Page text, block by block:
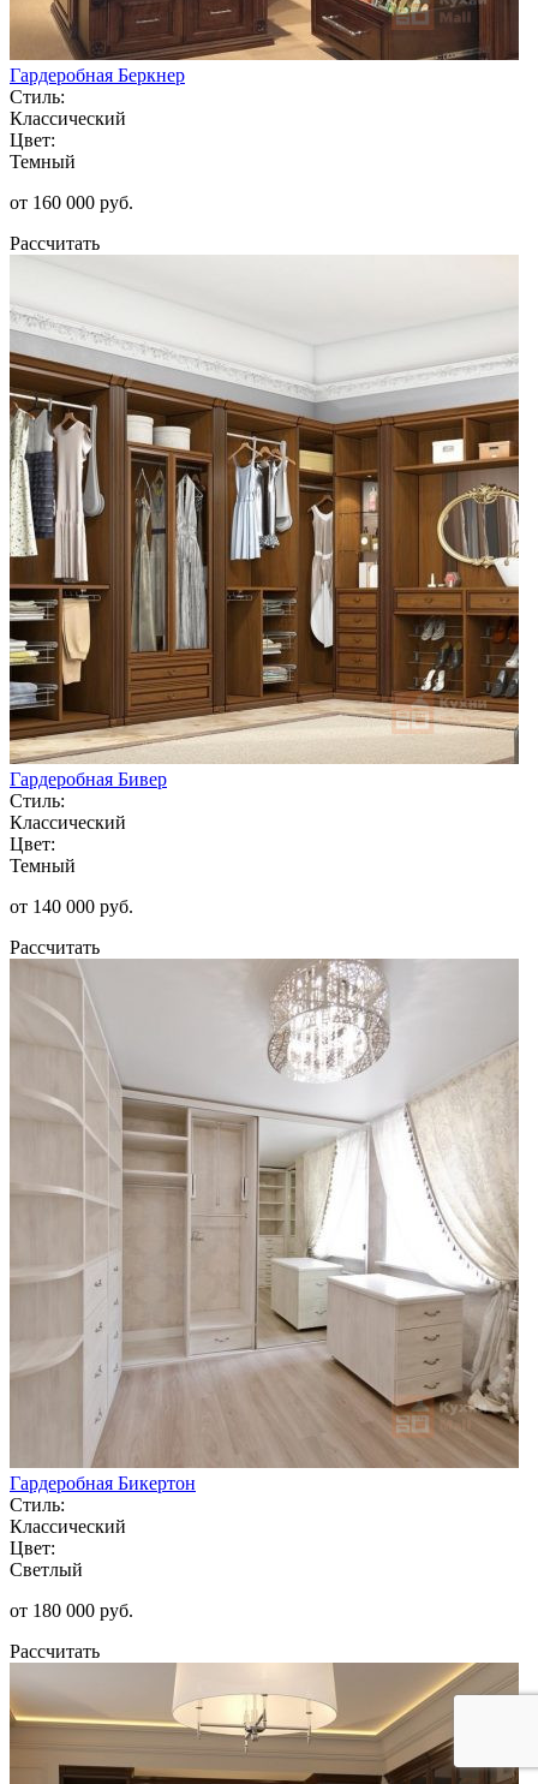
Гардеробная Беркнер
Стиль:
Классический
Цвет:
Темный
от 160 000 руб.
Рассчитать
Гардеробная Бивер
Стиль:
Классический
Цвет:
Темный
от 140 000 руб.
Рассчитать
Гардеробная Бикертон
Стиль:
Классический
Цвет:
Светлый
от 180 000 руб.
Рассчитать